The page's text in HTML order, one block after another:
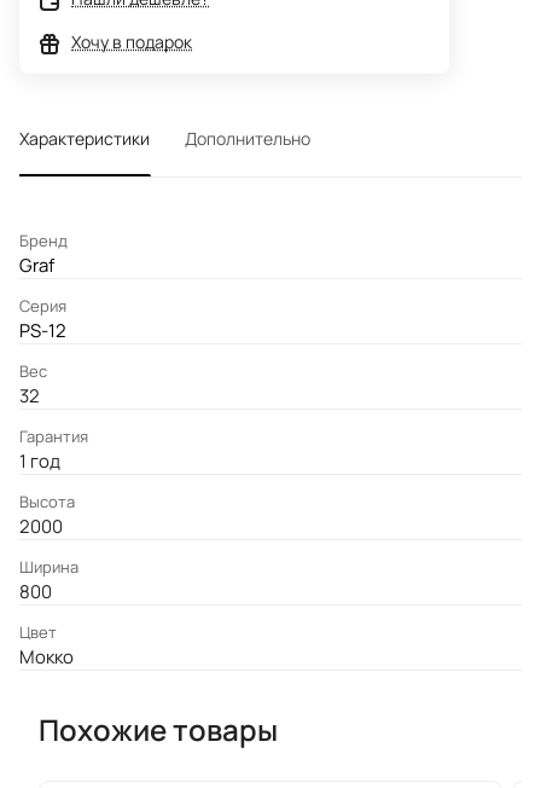
Хочу в подарок
Характеристики Дополнительно
Бренд
Graf
Серия
PS-12
Вес
32
Гарантия
1 год
Высота
2000
Ширина
800
Цвет
Мокко
Похожие товары